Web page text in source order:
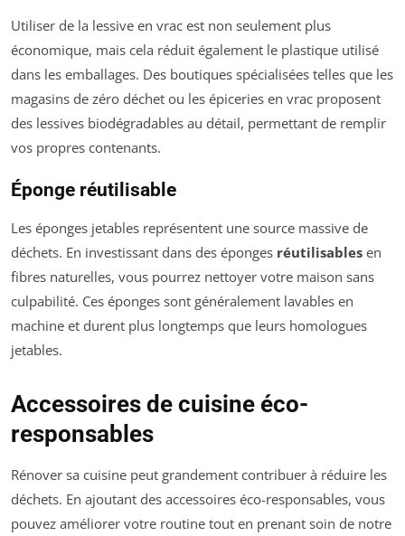
Utiliser de la lessive en vrac est non seulement plus
économique, mais cela réduit également le plastique utilisé
dans les emballages. Des boutiques spécialisées telles que les
magasins de zéro déchet ou les épiceries en vrac proposent
des lessives biodégradables au détail, permettant de remplir
vos propres contenants.
Éponge réutilisable
Les éponges jetables représentent une source massive de
déchets. En investissant dans des éponges réutilisables en
fibres naturelles, vous pourrez nettoyer votre maison sans
culpabilité. Ces éponges sont généralement lavables en
machine et durent plus longtemps que leurs homologues
jetables.
Accessoires de cuisine éco-
responsables
Rénover sa cuisine peut grandement contribuer à réduire les
déchets. En ajoutant des accessoires éco-responsables, vous
pouvez améliorer votre routine tout en prenant soin de notre